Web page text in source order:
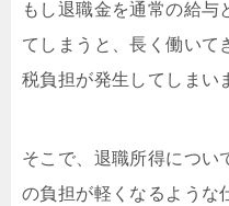
もし退職金を通常の給与
てしまうと、長く働いて
税負担が発生してしまい
そこで、退職所得につい
の負担が軽くなるような